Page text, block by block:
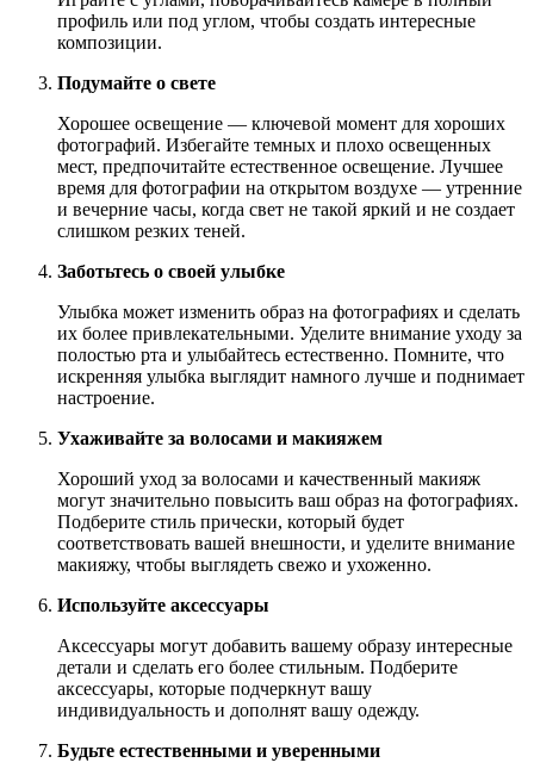
профиль или под углом, чтобы создать интересные
композиции.
Подумайте о свете
Хорошее освещение — ключевой момент для хороших
фотографий. Избегайте темных и плохо освещенных
мест, предпочитайте естественное освещение. Лучшее
время для фотографии на открытом воздухе — утренние
и вечерние часы, когда свет не такой яркий и не создает
слишком резких теней.
Заботьтесь о своей улыбке
Улыбка может изменить образ на фотографиях и сделать
их более привлекательными. Уделите внимание уходу за
полостью рта и улыбайтесь естественно. Помните, что
искренняя улыбка выглядит намного лучше и поднимает
настроение.
Ухаживайте за волосами и макияжем
Хороший уход за волосами и качественный макияж
могут значительно повысить ваш образ на фотографиях.
Подберите стиль прически, который будет
соответствовать вашей внешности, и уделите внимание
макияжу, чтобы выглядеть свежо и ухоженно.
Используйте аксессуары
Аксессуары могут добавить вашему образу интересные
детали и сделать его более стильным. Подберите
аксессуары, которые подчеркнут вашу
индивидуальность и дополнят вашу одежду.
Будьте естественными и уверенными